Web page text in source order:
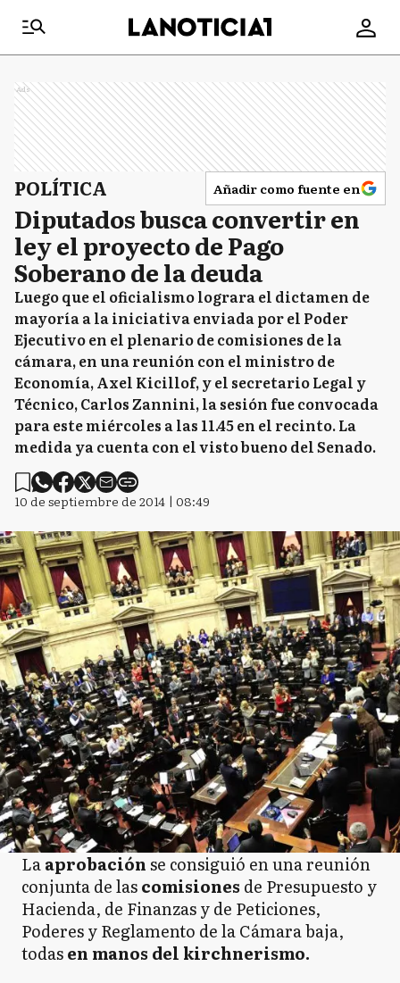
Ads
POLÍTICA Añadir como fuente en
Diputados busca convertir en
ley el proyecto de Pago
Soberano de la deuda
Luego que el oficialismo lograra el dictamen de
mayoría a la iniciativa enviada por el Poder
Ejecutivo en el plenario de comisiones de la
cámara, en una reunión con el ministro de
Economía, Axel Kicillof, y el secretario Legal y
Técnico, Carlos Zannini, la sesión fue convocada
para este miércoles a las 11.45 en el recinto. La
medida ya cuenta con el visto bueno del Senado.
10 de septiembre de 2014 | 08:49
Laaprobaciónse consiguió en una reunión
conjunta de lascomisiones de Presupuesto y
Hacienda, de Finanzas y de Peticiones,
Poderes y Reglamento de la Cámara baja,
todasen manos del kirchnerismo.